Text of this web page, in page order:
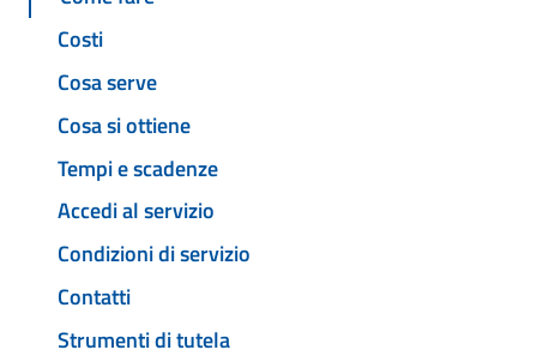
Costi
Cosa serve
Cosa si ottiene
Tempi e scadenze
Accedi al servizio
Condizioni di servizio
Contatti
Strumenti di tutela